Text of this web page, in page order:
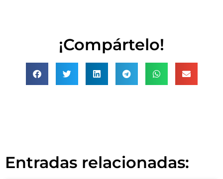
¡Compártelo!
Entradas relacionadas: